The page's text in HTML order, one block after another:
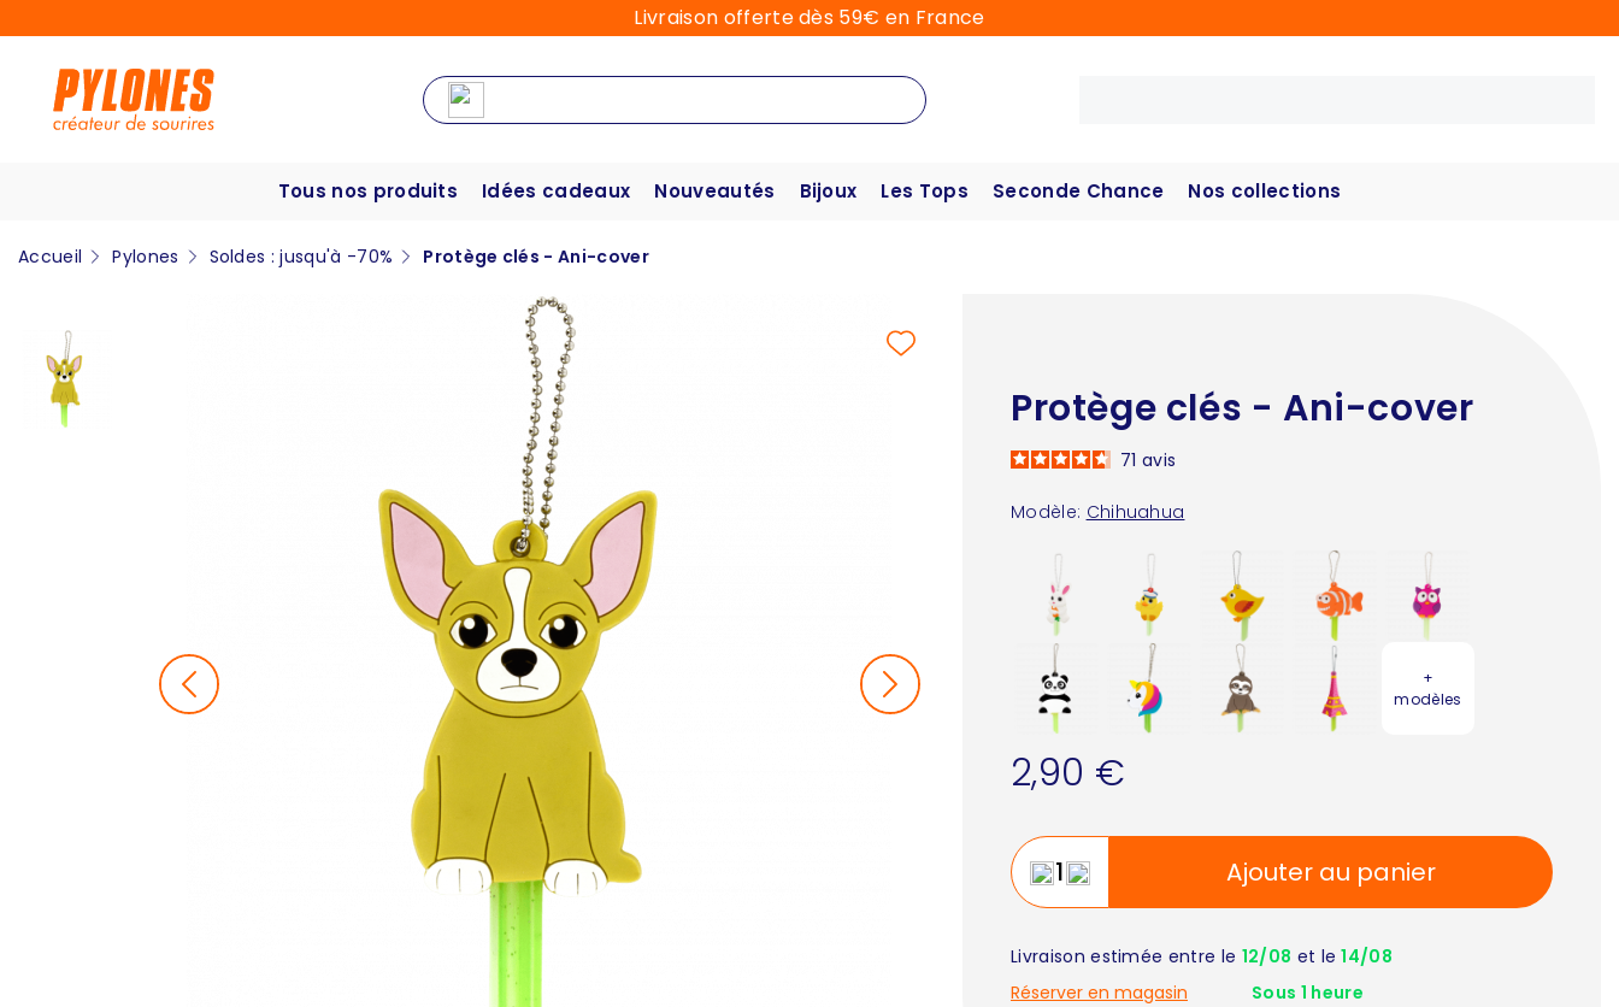
Livraison offerte dès 59€ en France
Tous nos produits Idées cadeaux Nouveautés Bijoux Les Tops Seconde Chance Nos collections
Accueil Pylones Soldes : jusqu'à -70% Protège clés - Ani-cover
Protège clés - Ani-cover
Modèle: Chihuahua
71 avis
+
modèles
2,90 €
Ajouter au panier
Livraison estimée entre le 12/08 et le14/08
Réserver en magasin
Sous 1 heure